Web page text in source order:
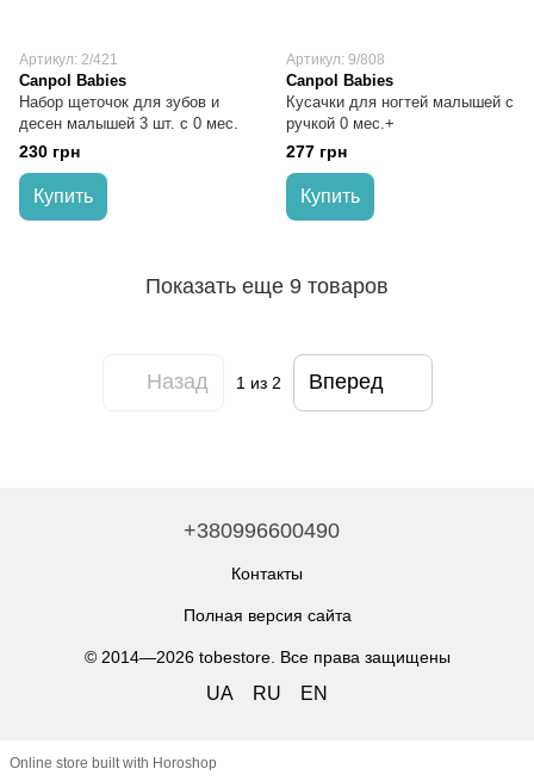
Артикул: 2/421
Canpol Babies
Набор щеточок для зубов и
десен малышей 3 шт. с 0 мес.
230 грн
Купить
Артикул: 9/808
Canpol Babies
Кусачки для ногтей малышей с
ручкой 0 мес.+
277 грн
Купить
Показать еще 9 товаров
Назад 1 из 2 Вперед
+380996600490
Контакты
Полная версия сайта
© 2014—2026 tobestore. Все права защищены
UA RU EN
Online store built with Horoshop